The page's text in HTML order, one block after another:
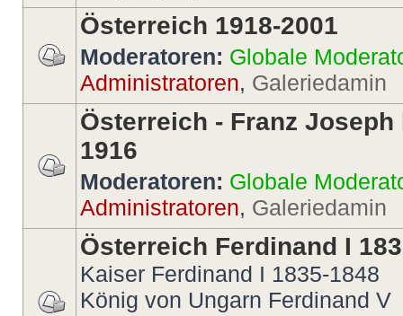
Österreich 1918-2001
Moderatoren: Globale
Administratoren, Galeriedamin
Österreich - Franz Joseph
1916
Moderatoren: Globale
Administratoren, Galeriedamin
Österreich Ferdinand I
Kaiser Ferdinand I 1835-1848
König von Ungarn Ferdinand V